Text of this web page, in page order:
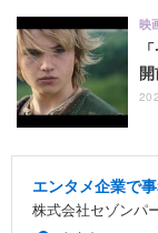
映
エンタメ企業で
株式会社セゾンパ